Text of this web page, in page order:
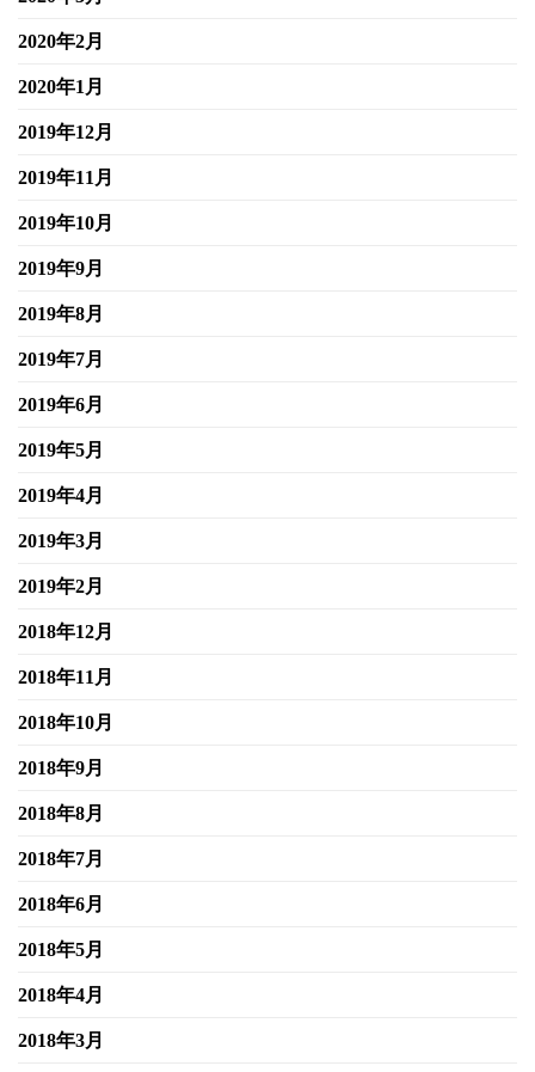
2020年2月
2020年1月
2019年12月
2019年11月
2019年10月
2019年9月
2019年8月
2019年7月
2019年6月
2019年5月
2019年4月
2019年3月
2019年2月
2018年12月
2018年11月
2018年10月
2018年9月
2018年8月
2018年7月
2018年6月
2018年5月
2018年4月
2018年3月